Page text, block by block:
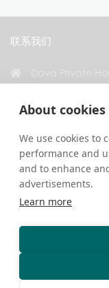
About
We use cookies to
performance and
and to enhance
advertisements.
Learn more
联系我们
China
+86 18583346229
与我们联系
版权 © 2026. 版权所有.